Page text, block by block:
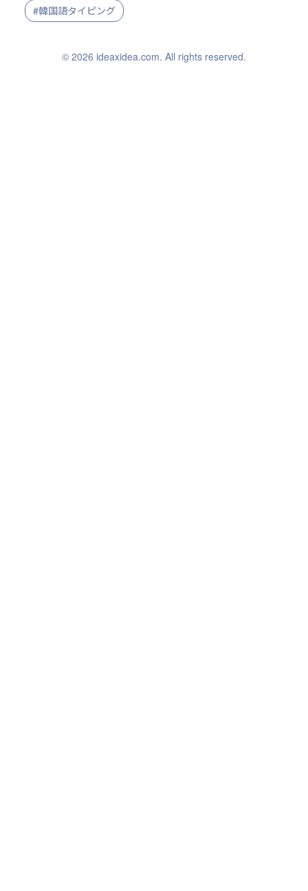
#韓国語タイピング
© 2026 ideaxidea.com. All rights reserved.